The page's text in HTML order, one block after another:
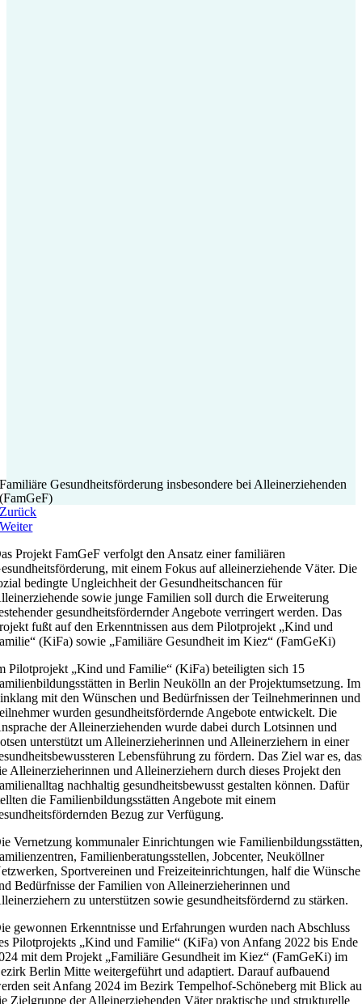
Familiäre Gesundheitsförderung insbesondere bei Alleinerziehenden
(FamGeF)
Zurück
Weiter
Projekt FamGeF verfolgt den Ansatz einer familiären
mit einem Fokus auf alleinerziehende Väter. Die
bedingte Ungleichheit der Gesundheitschancen für
sowie junge Familien soll durch die Erweiterung
gesundheitsfördernder Angebote verringert werden. Das
fußt auf den Erkenntnissen aus dem Pilotprojekt „Kind und
(KiFa) sowie „Familiäre Gesundheit im Kiez“ (FamGeKi)
Pilotprojekt „Kind und Familie“ (KiFa) beteiligten sich 15
in Berlin Neukölln an der Projektumsetzung. Im
mit den Wünschen und Bedürfnissen der Teilnehmerinnen und
wurden gesundheitsfördernde Angebote entwickelt. Die
der Alleinerziehenden wurde dabei durch Lotsinnen und
unterstützt um Alleinerzieherinnen und Alleinerziehern in einer
Lebensführung zu fördern. Das Ziel war es,
Alleinerzieherinnen und Alleinerziehern durch dieses Projekt den
nachhaltig gesundheitsbewusst gestalten können. Dafür
die Familienbildungsstätten Angebote mit einem
Bezug zur Verfügung.
Vernetzung kommunaler Einrichtungen wie
Familienberatungsstellen, Jobcenter, Neuköllner
Sportvereinen und Freizeiteinrichtungen, half die Wünsche
Bedürfnisse der Familien von Alleinerzieherinnen und
zu unterstützen sowie gesundheitsfördernd zu stärken.
gewonnen Erkenntnisse und Erfahrungen wurden nach Abschluss
Pilotprojekts „Kind und Familie“ (KiFa) von Anfang 2022 bis Ende
mit dem Projekt „Familiäre Gesundheit im Kiez“ (FamGeKi) im
Berlin Mitte weitergeführt und adaptiert. Darauf aufbauend
seit Anfang 2024 im Bezirk Tempelhof-Schöneberg mit Blick
Zielgruppe der Alleinerziehenden Väter praktische und strukturelle